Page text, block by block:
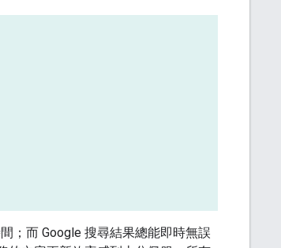
；而 Google 搜尋結果總能即時無誤